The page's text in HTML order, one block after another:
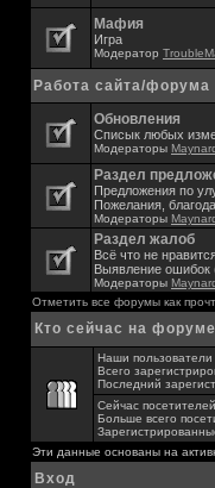
Мафия
Игра
Модератор
Работа сайта/форума
Обновления
Списык любых
Модераторы
Раздел
Предложения по
Пожелания,
Модераторы
Раздел жалоб
Всё что не
Выявление ошибок
Модераторы
Отметить все форумы как
Кто сейчас на форуме
Наши
Всего
Последний
Сейчас
Больше всего
Эти данные основаны на
Вход